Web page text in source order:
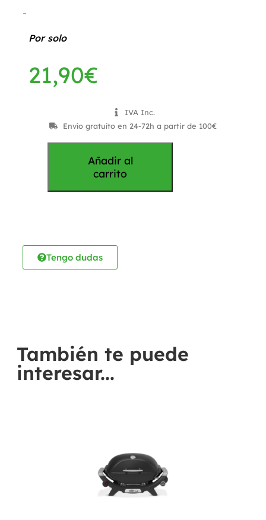
-
Por solo
21,90€
IVA Inc.
Envío gratuíto en 24-72h a partir de 100€
Añadir al
carrito
Tengo dudas
También te puede
interesar...